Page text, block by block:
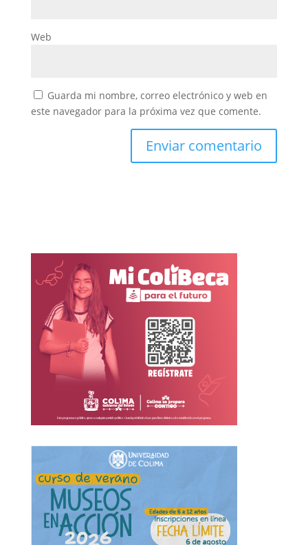
Web
Guarda mi nombre, correo electrónico y web en
este navegador para la próxima vez que comente.